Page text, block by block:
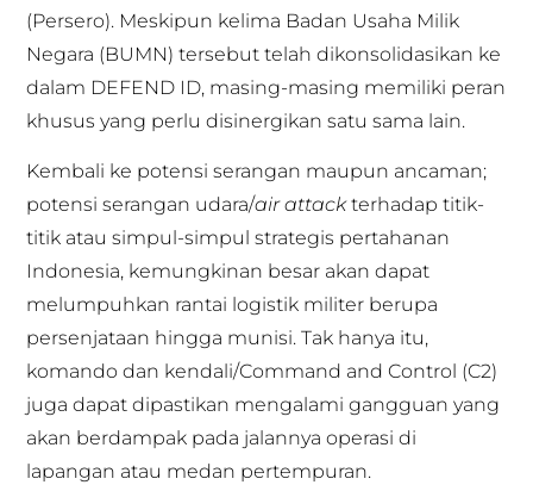
(Persero). Meskipun kelima Badan Usaha Milik
Negara (BUMN) tersebut telah dikonsolidasikan ke
dalam DEFEND ID, masing-masing memiliki peran
khusus yang perlu disinergikan satu sama lain.
Kembali ke potensi serangan maupun ancaman;
potensi serangan udara/air attackterhadap titik-
titik atau simpul-simpul strategis pertahanan
Indonesia, kemungkinan besar akan dapat
melumpuhkan rantai logistik militer berupa
persenjataan hingga munisi. Tak hanya itu,
komando dan kendali/Command and Control (C2)
juga dapat dipastikan mengalami gangguan yang
akan berdampak pada jalannya operasi di
lapangan atau medan pertempuran.